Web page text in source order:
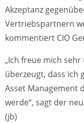
Akzeptanz
Vertriebspartnern
kommentiert CIO
„Ich freue mich
überzeugt, dass ich
Asset Management
werde“, sagt der
(jb)